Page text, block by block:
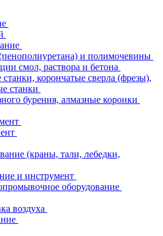
и полимочевины
смол, раствора и бетона
корончатые сверла (фрезы),
станки
бурения, алмазные коронки
(краны, тали, лебедки,
и инструмент
оборудование
воздуха